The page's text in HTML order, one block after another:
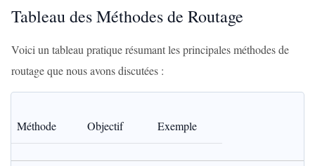
Tableau des Méthodes de Routage
Voici un tableau pratique résumant les principales méthodes de
routage que nous avons discutées :
Méthode Objectif Exemple